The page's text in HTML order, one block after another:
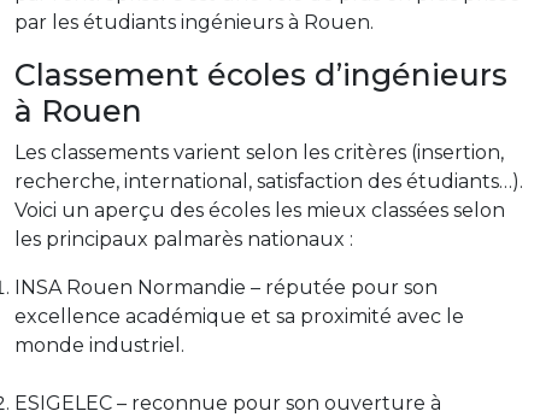
par les étudiants ingénieurs à Rouen.
Classement écoles d’ingénieurs
à Rouen
Les classements varient selon les critères (insertion,
recherche, international, satisfaction des étudiants…).
Voici un aperçu des écoles les mieux classées selon
les principaux palmarès nationaux :
INSA Rouen Normandie – réputée pour son
excellence académique et sa proximité avec le
monde industriel.
ESIGELEC – reconnue pour son ouverture à